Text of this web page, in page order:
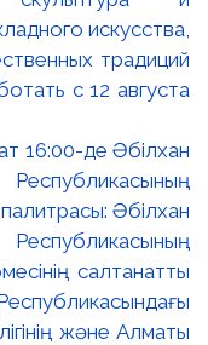
16:00-де Әбілхан
Әбілхан
салтанатты
және Алматы